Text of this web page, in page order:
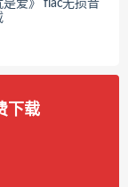
是爱》 flac无损音
下载